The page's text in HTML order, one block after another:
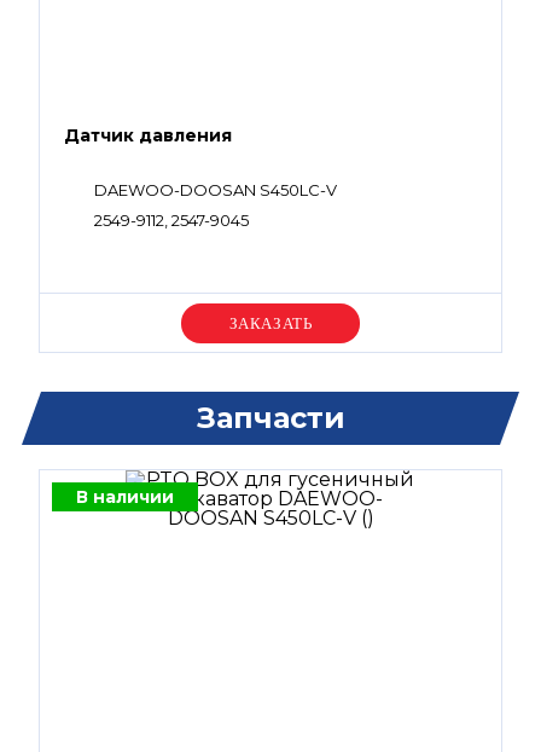
Датчик давления
DAEWOO-DOOSAN S450LC-V
2549-9112, 2547-9045
Уточняйте цену
Запчасти
В наличии